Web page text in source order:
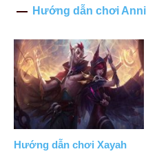
Hướng dẫn chơi
Hướng dẫn chơi Xayah